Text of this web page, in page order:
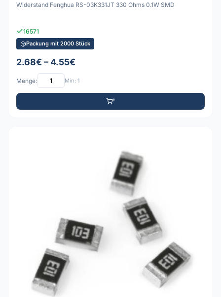
Widerstand Fenghua RS-03K331JT 330 Ohms 0.1W SMD
16571
Packung mit 2000 Stück
2.68€ – 4.55€
Menge: Min: 1